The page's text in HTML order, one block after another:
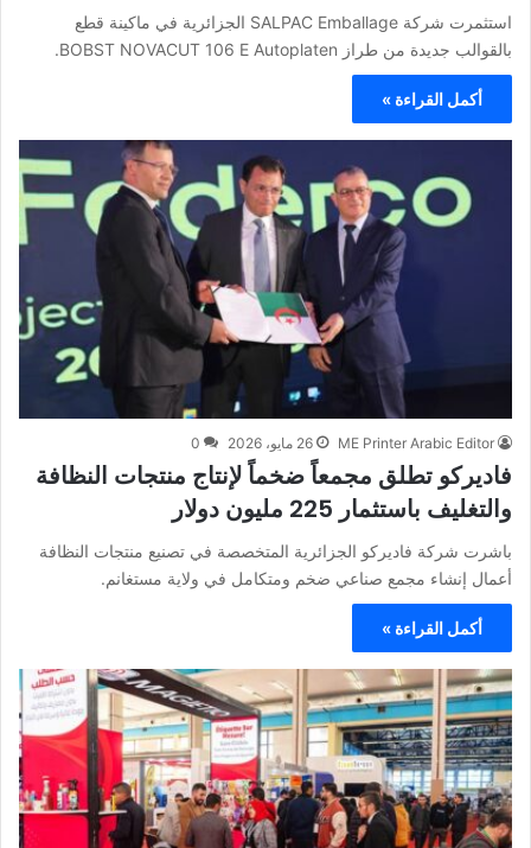
استثمرت شركة SALPAC Emballage الجزائرية في ماكينة قطع
بالقوالب جديدة من طراز BOBST NOVACUT 106 E Autoplaten.
أكمل القراءة »
ME Printer Arabic Editor 26 مايو، 2026 0
فاديركو تطلق مجمعاً ضخماً لإنتاج منتجات النظافة
والتغليف باستثمار 225 مليون دولار
باشرت شركة فاديركو الجزائرية المتخصصة في تصنيع منتجات النظافة
أعمال إنشاء مجمع صناعي ضخم ومتكامل في ولاية مستغانم.
أكمل القراءة »